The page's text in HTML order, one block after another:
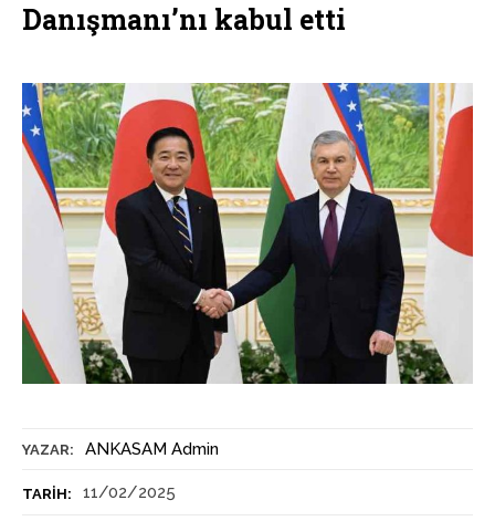
YAZAR: ANKASAM Admin
TARIH: 11/02/2025
Danışmanı’nı kabul etti